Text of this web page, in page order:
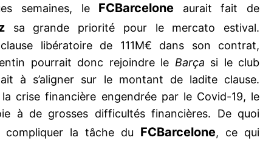
semaines, le FCBarcelone aurait fait de
sa grande priorité pour le mercato estival.
clause libératoire de 111M€ dans son contrat,
pourrait donc rejoindre le Barça si le club
à s’aligner sur le montant de ladite clause.
crise financière engendrée par le Covid-19, le
à de grosses difficultés financières. De quoi
compliquer la tâche du FCBarcelone, ce qui